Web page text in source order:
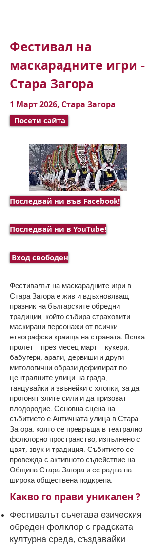
Фестивал на
маскарадните игри -
Стара Загора
1 Март 2026, Стара Загора
Посети сайта
Последвай ни във Facebook!
Последвай ни в YouTube!
Вход свободен
Фестивалът на маскарадните игри в
Стара Загора е жив и вдъхновяващ
празник на българските обредни
традиции, който събира страховити
маскирани персонажи от всички
етнографски краища на страната. Всяка
пролет – през месец март – кукери,
бабугери, арапи, дервиши и други
митологични образи дефилират по
централните улици на града,
танцувайки и звънейки с хлопки, за да
прогонят злите сили и да призоват
плодородие. Основна сцена на
събитието е Античната улица в Стара
Загора, която се превръща в театрално-
фолклорно пространство, изпълнено с
цвят, звук и традиция. Събитието се
провежда с активното съдействие на
Община Стара Загора и се радва на
широка обществена подкрепа.
Какво го прави уникален ?
Фестивалът съчетава езическия
обреден фолклор с градската
културна среда, създавайки